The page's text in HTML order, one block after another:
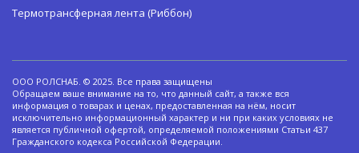
Термотрансферная лента (Риббон)
ООО РОЛСНАБ. © 2025. Все права защищены
Обращаем ваше внимание на то, что данный сайт, а также вся
информация о товарах и ценах, предоставленная на нём, носит
исключительно информационный характер и ни при каких условиях не
является публичной офертой, определяемой положениями Статьи 437
Гражданского кодекса Российской Федерации.